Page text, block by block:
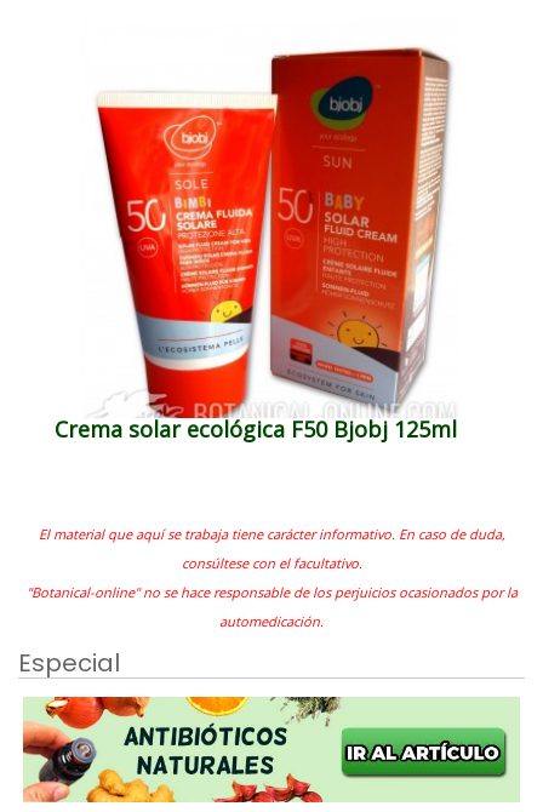
Crema solar ecológica F50 Bjobj 125ml
El material que aquí se trabaja tiene carácter informativo. En caso de duda,
consúltese con el facultativo.
"Botanical-online" no se hace responsable de los perjuicios ocasionados por la
automedicación.
Especial